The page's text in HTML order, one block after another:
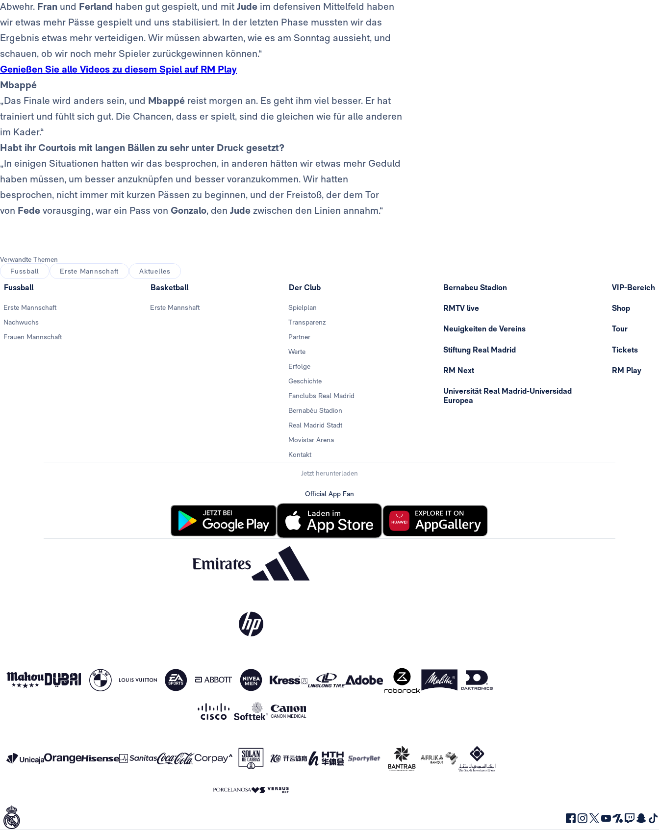
Abwehr. Fran und Ferland haben gut gespielt, und mit Jude im defensiven Mittelfeld haben
wir etwas mehr Pässe gespielt und uns stabilisiert. In der letzten Phase mussten wir das
Ergebnis etwas mehr verteidigen. Wir müssen abwarten, wie es am Sonntag aussieht, und
schauen, ob wir noch mehr Spieler zurückgewinnen können.“
Genießen Sie alle Videos zu diesem Spiel auf RM Play
Mbappé
„Das Finale wird anders sein, und Mbappé reist morgen an. Es geht ihm viel besser. Er hat
trainiert und fühlt sich gut. Die Chancen, dass er spielt, sind die gleichen wie für alle anderen
im Kader.“
Habt ihr Courtois mit langen Bällen zu sehr unter Druck gesetzt?
„In einigen Situationen hatten wir das besprochen, in anderen hätten wir etwas mehr Geduld
haben müssen, um besser anzuknüpfen und besser voranzukommen. Wir hatten
besprochen, nicht immer mit kurzen Pässen zu beginnen, und der Freistoß, der dem Tor
von Fede vorausging, war ein Pass von Gonzalo, den Jude zwischen den Linien annahm.“
Verwandte Themen
Fussball
Erste Mannschaft Aktuelles
Fussball
Erste Mannschaft
Nachwuchs
Frauen Mannschaft
Basketball
Erste Mannshaft
Der Club
Spielplan
Transparenz
Partner
Werte
Erfolge
Geschichte
Fanclubs Real Madrid
Bernabéu Stadion
Real Madrid Stadt
Movistar Arena
Kontakt
Bernabeu Stadion
RMTV live
Neuigkeiten de Vereins
Stiftung Real Madrid
RM Next
Universität Real Madrid-Universidad
Europea
VIP-Bereich
Shop
Tour
Tickets
RM Play
Jetzt herunterladen
Official App Fan